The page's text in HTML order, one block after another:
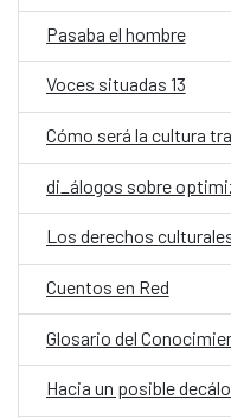
Pasaba el hombre
Voces situadas 13
Cómo será la cultura
di_álogos sobre
Cuentos en Red
Glosario del
Hacia un posible